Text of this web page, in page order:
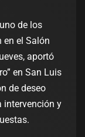
de los
en el Salón
aportó
en San Luis
de deseo
intervención y